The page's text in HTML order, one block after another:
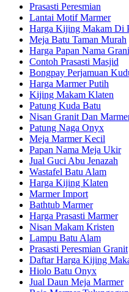
Prasasti Peresmian
Lantai Motif Marmer
Harga Kijing Makam Di
Meja Batu Taman Murah
Harga Papan Nama
Contoh Prasasti Masjid
Bongpay Perjamuan
Harga Marmer Putih
Kijing Makam Klaten
Patung Kuda Batu
Nisan Granit Dan
Patung Naga Onyx
Meja Marmer Kecil
Papan Nama Meja Ukir
Jual Guci Abu Jenazah
Wastafel Batu Alam
Harga Kijing Klaten
Marmer Import
Bathtub Marmer
Harga Prasasti Marmer
Nisan Makam Kristen
Lampu Batu Alam
Prasasti Peresmian Granit
Daftar Harga Kijing
Hiolo Batu Onyx
Jual Daun Meja Marmer